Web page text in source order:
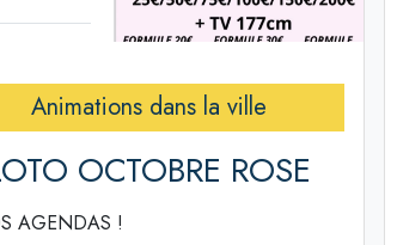
Animations dans la ville
OCTOBRE ROSE
AGENDAS !